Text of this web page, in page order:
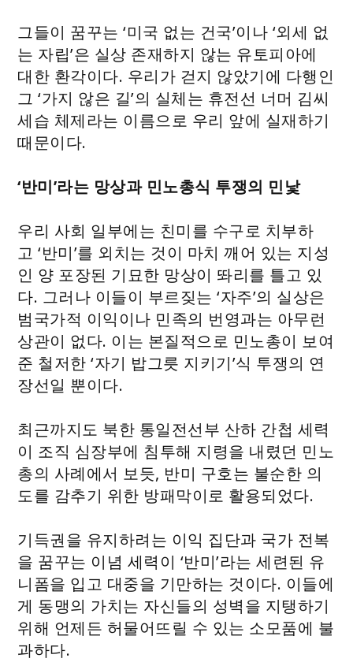
그들이 꿈꾸는 ‘미국 없는 건국’이나 ‘외세 없
는 자립’은 실상 존재하지 않는 유토피아에
대한 환각이다. 우리가 걷지 않았기에 다행인
그 ‘가지 않은 길’의 실체는 휴전선 너머 김씨
세습 체제라는 이름으로 우리 앞에 실재하기
때문이다.
‘반미’라는 망상과 민노총식 투쟁의 민낯
우리 사회 일부에는 친미를 수구로 치부하
고 ‘반미’를 외치는 것이 마치 깨어 있는 지성
인 양 포장된 기묘한 망상이 똬리를 틀고 있
다. 그러나 이들이 부르짖는 ‘자주’의 실상은
범국가적 이익이나 민족의 번영과는 아무런
상관이 없다. 이는 본질적으로 민노총이 보여
준 철저한 ‘자기 밥그릇 지키기’식 투쟁의 연
장선일 뿐이다.
최근까지도 북한 통일전선부 산하 간첩 세력
이 조직 심장부에 침투해 지령을 내렸던 민노
총의 사례에서 보듯, 반미 구호는 불순한 의
도를 감추기 위한 방패막이로 활용되었다.
기득권을 유지하려는 이익 집단과 국가 전복
을 꿈꾸는 이념 세력이 ‘반미’라는 세련된 유
니폼을 입고 대중을 기만하는 것이다. 이들에
게 동맹의 가치는 자신들의 성벽을 지탱하기
위해 언제든 허물어뜨릴 수 있는 소모품에 불
과하다.